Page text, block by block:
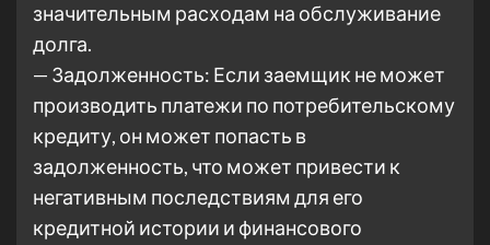
значительным расходам на обслуживание
долга.
— Задолженность: Если заемщик не может
производить платежи по потребительскому
кредиту, он может попасть в
задолженность, что может привести к
негативным последствиям для его
кредитной истории и финансового